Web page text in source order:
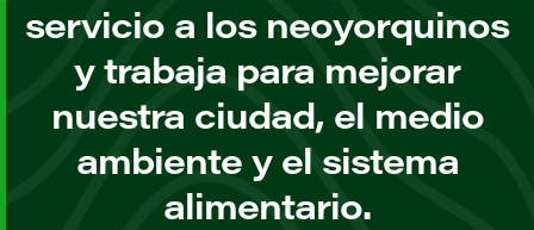
servicio a los neoyorquinos
y trabaja para mejorar
nuestra ciudad, el medio
ambiente y el sistema
alimentario.